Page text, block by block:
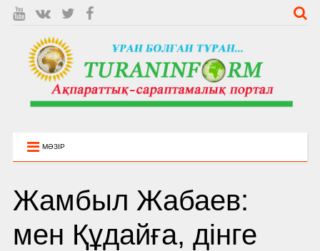
МӘЗІР
Жамбыл Жабаев:
мен Құдайға, дінге